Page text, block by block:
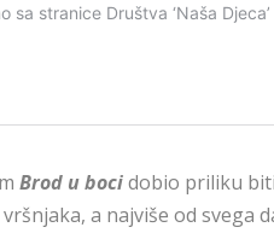
Brod u bocidobio priliku
a najviše od svega